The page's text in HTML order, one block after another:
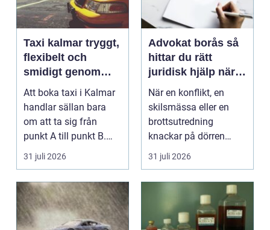
Taxi kalmar tryggt,
flexibelt och
smidigt genom
hela resan
Att boka taxi i Kalmar
handlar sällan bara
om att ta sig från
punkt A till punkt B.
För många är res...
31 juli 2026
Advokat borås så
hittar du rätt
juridisk hjälp när
livet krånglar
När en konflikt, en
skilsmässa eller en
brottsutredning
knackar på dörren
förändras vardagen
snabbt....
31 juli 2026